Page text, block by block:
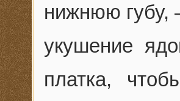
нижнюю губу,
укушение
платка,